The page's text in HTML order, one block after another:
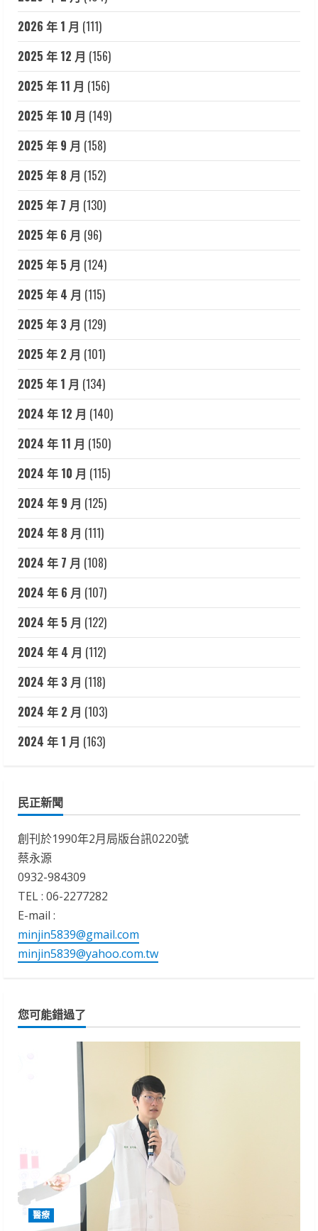
2026 年 1 月 (111)
2025 年 12 月 (156)
2025 年 11 月 (156)
2025 年 10 月 (149)
2025 年 9 月 (158)
2025 年 8 月 (152)
2025 年 7 月 (130)
2025 年 6 月 (96)
2025 年 5 月 (124)
2025 年 4 月 (115)
2025 年 3 月 (129)
2025 年 2 月 (101)
2025 年 1 月 (134)
2024 年 12 月 (140)
2024 年 11 月 (150)
2024 年 10 月 (115)
2024 年 9 月 (125)
2024 年 8 月 (111)
2024 年 7 月 (108)
2024 年 6 月 (107)
2024 年 5 月 (122)
2024 年 4 月 (112)
2024 年 3 月 (118)
2024 年 2 月 (103)
2024 年 1 月 (163)
民正新聞
創刊於1990年2月局版台訊0220號
蔡永源
0932-984309
TEL : 06-2277282
E-mail :
minjin5839@gmail.com
minjin5839@yahoo.com.tw
您可能錯過了
醫療